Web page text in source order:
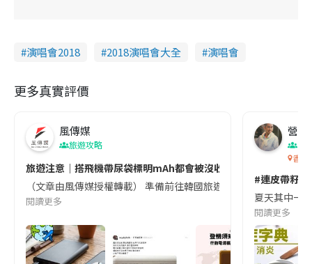
演唱會2018 2018演唱會大全 演唱會
更多真實評價
風傳媒
旅遊攻略
旅遊注意｜搭飛機帶尿袋標明mAh都會被沒收😱出發前切記檢查
（文章由風傳媒授權轉載） 準備前往韓國旅遊的民眾，近期要
閱讀更多
營養
香港
#連皮帶籽
夏天其中一
閱讀更多